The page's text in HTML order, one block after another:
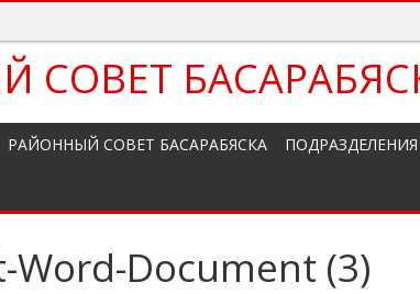
СОВЕТ
РАЙОННЫЙ СОВЕТ БАСАРАБЯСКА ПОДРАЗДЕЛЕНИЯ
Word-Document (3)